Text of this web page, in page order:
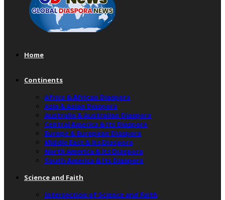
Home
Continents
Africa & African Diaspora
Asia & Asian Diaspora
Australia & Australian Diaspora
Central America & Its Diaspora
Europe & European Diaspora
Middle East & Its Diaspora
North America & Its Diaspora
South America & Its Diaspora
Science and Faith
Intersection of Science and Faith